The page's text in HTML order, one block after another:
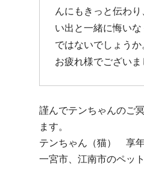
んにもきっと伝わ
い出と一緒に悔い
ではないでしょう
お疲れ様でございま
謹んでテンちゃんのご
ます。
テンちゃん（猫） 享
一宮市、江南市のペッ